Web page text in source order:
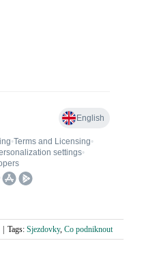
Tags: Sjezdovky, Co podniknout